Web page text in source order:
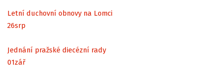
Letní duchovní obnovy na Lomci
26srp
Jednání pražské diecézní rady
01zář